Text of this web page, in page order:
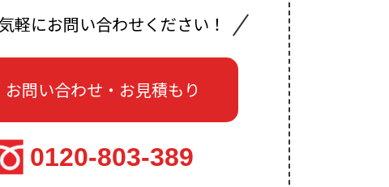
軽にお問い合わせください！
お問い合わせ・お見積もり
0120-803-389